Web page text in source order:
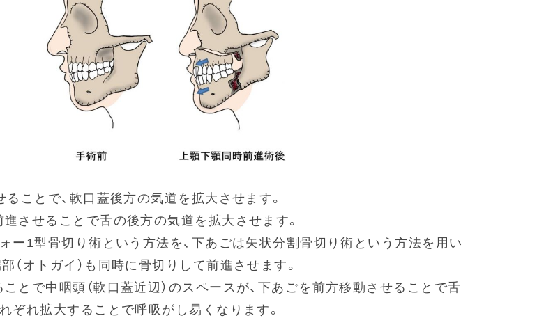
ことで、軟口蓋後方の気道を拡大させます。
させることで舌の後方の気道を拡大させます。
ー1型骨切り術という方法を、下あごは矢状分割骨切り術という方法を用い
（オトガイ）も同時に骨切りして前進させます。
とで中咽頭（軟口蓋近辺）のスペースが、下あごを前方移動させることで舌
ぞれ拡大することで呼吸がし易くなります。